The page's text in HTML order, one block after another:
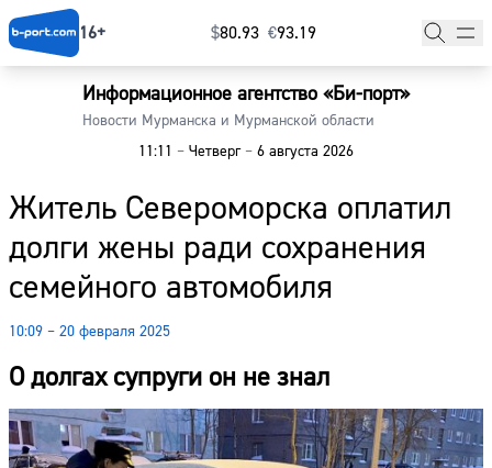
16+ $⁠80.93 €⁠93.19
Информационное агентство «Би-порт»
Новости Мурманска и Мурманской области
11:11 – Четверг – 6 августа 2026
Житель Североморска оплатил
долги жены ради сохранения
семейного автомобиля
10:09 – 20 февраля 2025
О долгах супруги он не знал
Главная
Наши гости
Фоторепортажи
Погода
Курсы валют